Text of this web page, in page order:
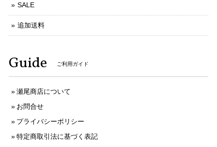
SALE
追加送料
Guide ご利用ガイド
瀬尾商店について
お問合せ
プライバシーポリシー
特定商取引法に基づく表記